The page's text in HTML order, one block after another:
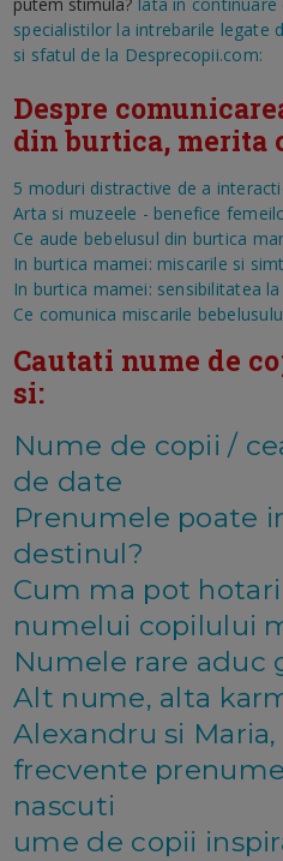
specialistilor la intrebarile legate
si sfatul de la Desprecopii.com:
Despre
din burtica, merita
5 moduri distractive de a
Arta si muzeele - benefice
Ce aude bebelusul din burtica
In burtica mamei: miscarile si
In burtica mamei: sensibilitatea
Ce comunica miscarile
Cautati nume de
si:
Nume de copii /
de date
Prenumele poate
destinul?
Cum ma pot
numelui copilului
Numele rare aduc
Alt nume, alta
Alexandru si
frecvente
nascuti
ume de copii